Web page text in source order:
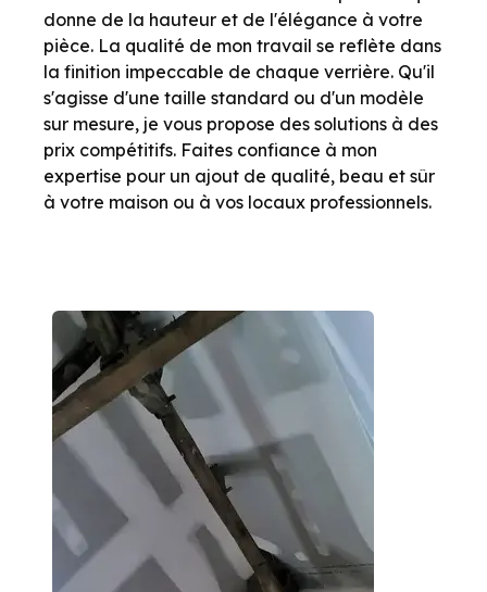
donne de la hauteur et de l'élégance à votre
pièce. La qualité de mon travail se reflète dans
la finition impeccable de chaque verrière. Qu'il
s'agisse d'une taille standard ou d'un modèle
sur mesure, je vous propose des solutions à des
prix compétitifs. Faites confiance à mon
expertise pour un ajout de qualité, beau et sûr
à votre maison ou à vos locaux professionnels.